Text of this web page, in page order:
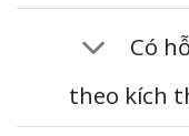
Có
theo kích